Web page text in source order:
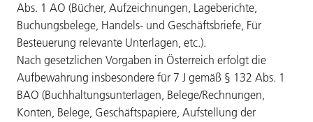
Abs. 1 AO (Bücher, Aufzeichnungen, Lageberichte,
Buchungsbelege, Handels- und Geschäftsbriefe, Für
Besteuerung relevante Unterlagen, etc.).
Nach gesetzlichen Vorgaben in Österreich erfolgt die
Aufbewahrung insbesondere für 7 J gemäß § 132 Abs. 1
BAO (Buchhaltungsunterlagen, Belege/Rechnungen,
Konten, Belege, Geschäftspapiere, Aufstellung der